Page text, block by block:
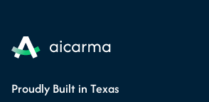
Proudly Built in Texas